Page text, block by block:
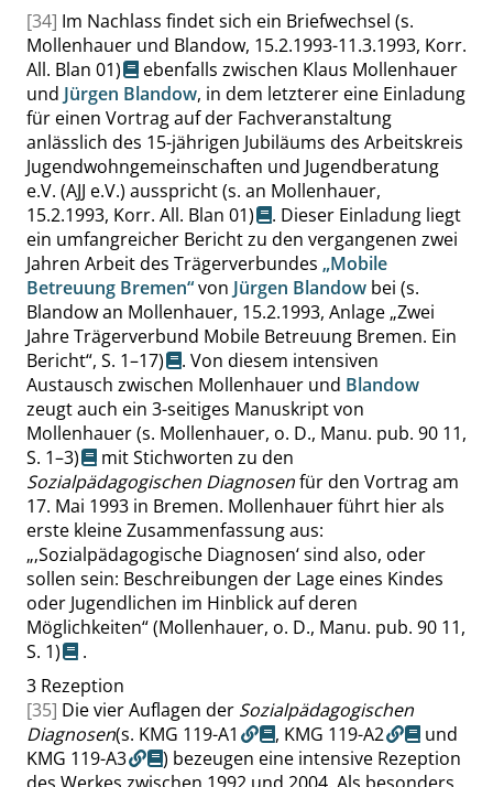
[34] Im Nachlass findet sich ein Briefwechsel (s.
Mollenhauer und Blandow, 15.2.1993-11.3.1993, Korr.
All. Blan 01)
ebenfalls zwischen Klaus Mollenhauer
und Jürgen Blandow, in dem letzterer eine Einladung
für einen Vortrag auf der Fachveranstaltung
anlässlich des 15-jährigen Jubiläums des Arbeitskreis
Jugendwohngemeinschaften und Jugendberatung
e.V. (AJJ e.V.) ausspricht(s. an Mollenhauer,
15.2.1993, Korr. All. Blan 01)
. Dieser Einladung liegt
ein umfangreicher Bericht zu den vergangenen zwei
Jahren Arbeit des Trägerverbundes „Mobile
Betreuung Bremen“von Jürgen Blandow bei (s.
Blandow an Mollenhauer, 15.2.1993, Anlage „Zwei
Jahre Trägerverbund Mobile Betreuung Bremen. Ein
Bericht“, S. 1–17)
. Von diesem intensiven
Austausch zwischen Mollenhauer und Blandow
zeugt auch ein 3-seitiges Manuskript von
Mollenhauer(s. Mollenhauer, o. D., Manu. pub. 90 11,
S. 1–3)
mit Stichworten zu den
Sozialpädagogischen Diagnosenfür den Vortrag am
17. Mai 1993 in Bremen. Mollenhauer führt hier als
erste kleine Zusammenfassung aus:
„‚Sozialpädagogische Diagnosen‘sind also, oder
sollen sein: Beschreibungen der Lage eines Kindes
oder Jugendlichen im Hinblick auf deren
Möglichkeiten“(Mollenhauer, o. D., Manu. pub. 90 11,
S. 1)
.
3 Rezeption
[35] Die vier Auflagen der Sozialpädagogischen
Diagnosen(s. KMG 119-A1 , KMG 119-A2
und
KMG 119-A3
) bezeugen eine intensive Rezeption